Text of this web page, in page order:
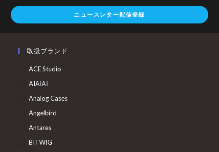
ニュースレター配信登録
取扱ブランド
ACE Studio
AIAIAI
Analog Cases
Angelbird
Antares
BITWIG